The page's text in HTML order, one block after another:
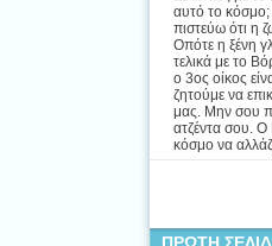
αυτό το κόσμο;
πιστεύω ότι η
Οπότε η ξένη
τελικά με το
ο 3ος οίκος
ζητούμε να
μας. Μην σου
ατζέντα σου. Ο
κόσμο να